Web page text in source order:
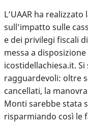
L’UAAR ha
sull’impatto sulle
e dei privilegi fiscali
messa a
icostidellachiesa.it.
ragguardevoli: oltre
cancellati, la
Monti sarebbe stata
risparmiando così le